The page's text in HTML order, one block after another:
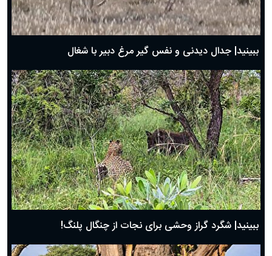
حضرت زینب(س) چگونه از دنیا رفت؟
بهترین پیامک تبریک روز پدر ۱۴۰۴؛ جملات زیبا و صمیمانه
ببینید| جدال دیدنی و نفس گیر مرغ دبیر با شغال
ببینید| شگرد گراز وحشی برای نجات از چنگال پلنگ!